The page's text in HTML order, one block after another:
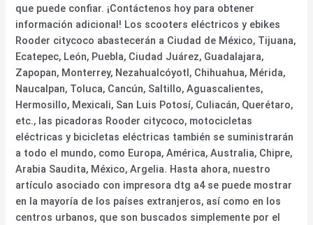
que puede confiar. ¡Contáctenos hoy para obtener
información adicional! Los scooters eléctricos y ebikes
Rooder citycoco abastecerán a Ciudad de México, Tijuana,
Ecatepec, León, Puebla, Ciudad Juárez, Guadalajara,
Zapopan, Monterrey, Nezahualcóyotl, Chihuahua, Mérida,
Naucalpan, Toluca, Cancún, Saltillo, Aguascalientes,
Hermosillo, Mexicali, San Luis Potosí, Culiacán, Querétaro,
etc., las picadoras Rooder citycoco, motocicletas
eléctricas y bicicletas eléctricas también se suministrarán
a todo el mundo, como Europa, América, Australia, Chipre,
Arabia Saudita, México, Argelia. Hasta ahora, nuestro
artículo asociado con impresora dtg a4 se puede mostrar
en la mayoría de los países extranjeros, así como en los
centros urbanos, que son buscados simplemente por el